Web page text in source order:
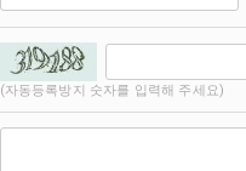
(자동등록방지 숫자를 입력해 주세요)